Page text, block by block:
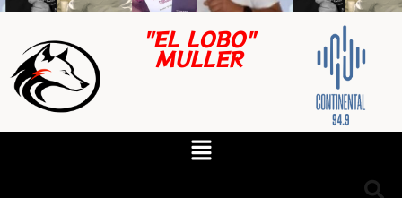
"EL LOBO"
MULLER